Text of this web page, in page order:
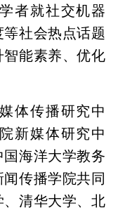
者就社交机器
社会热点话题
能素养、优化
体传播研究中
新媒体研究中
海洋大学教务
传播学院共同
清华大学、北